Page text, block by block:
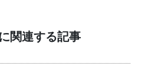
関連する記事